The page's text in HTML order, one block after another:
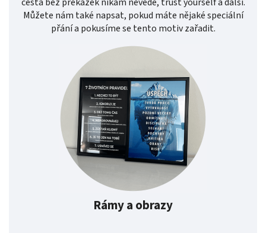
Můžete nám také napsat, pokud máte nějaké speciální
přání a pokusíme se tento motiv zařadit.
Rámy a obrazy